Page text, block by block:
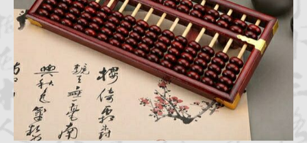
档案查询
学员档案
教练认证
拳馆认证
报名学习
招生简章
体系制度